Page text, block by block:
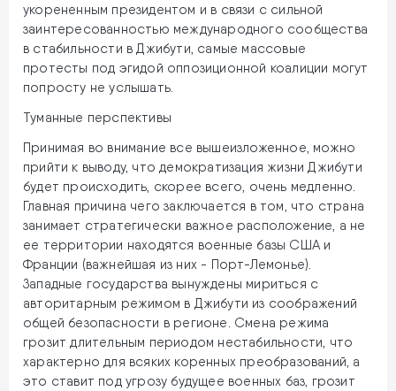
укорененным президентом и в связи с сильной
заинтересованностью международного сообщества
в стабильности в Джибути, самые массовые
протесты под эгидой оппозиционной коалиции могут
попросту не услышать.
Туманные перспективы
Принимая во внимание все вышеизложенное, можно
прийти к выводу, что демократизация жизни Джибути
будет происходить, скорее всего, очень медленно.
Главная причина чего заключается в том, что страна
занимает стратегически важное расположение, а не
ее территории находятся военные базы США и
Франции (важнейшая из них - Порт-Лемонье).
Западные государства вынуждены мириться с
авторитарным режимом в Джибути из соображений
общей безопасности в регионе. Смена режима
грозит длительным периодом нестабильности, что
характерно для всяких коренных преобразований, а
это ставит под угрозу будущее военных баз, грозит